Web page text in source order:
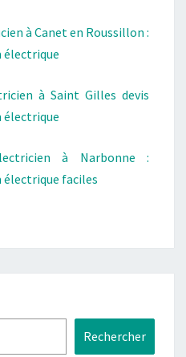
à Canet en Roussillon :
à Saint Gilles devis
à Narbonne :
faciles
Rechercher